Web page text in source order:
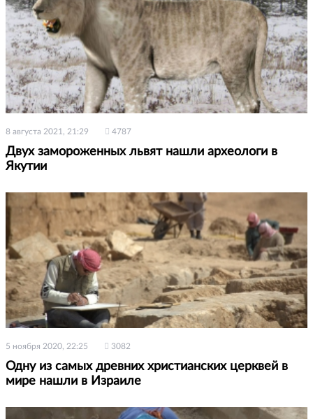
8 августа 2021, 21:29 4787
Двух замороженных львят нашли археологи в
Якутии
5 ноября 2020, 22:25 3082
Одну из самых древних христианских церквей в
мире нашли в Израиле